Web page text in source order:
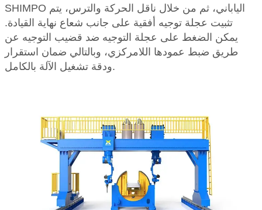
SHIMPO الياباني، ثم من خلال ناقل الحركة والترس، يتم
تثبيت عجلة توجيه أفقية على جانب شعاع نهاية القيادة.
يمكن الضغط على عجلة التوجيه ضد قضيب التوجيه عن
طريق ضبط عمودها اللامركزي، وبالتالي ضمان استقرار
ودقة تشغيل الآلة بالكامل.